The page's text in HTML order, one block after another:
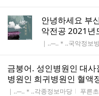
안녕하세요 부
악전공 2021년
게시판명
｜‥─‥＊‥국악정보
금붕어. 성인병원인 대
병원인 희귀병원인 혈액
게시판명
｜‥─‥＊‥각종정보마당 작성자
푸른